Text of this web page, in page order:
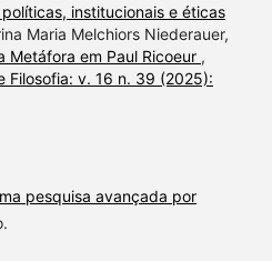
institucionais e éticas
Maria Melchiors Niederauer,
Metáfora em Paul Ricoeur ,
Filosofia: v. 16 n. 39 (2025):
pesquisa avançada por